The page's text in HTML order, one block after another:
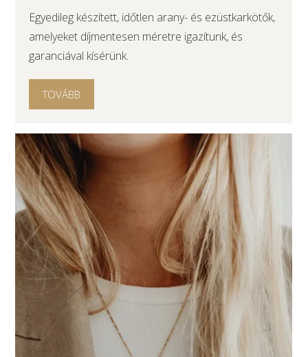
Egyedileg készített, időtlen arany- és ezüstkarkötők,
amelyeket díjmentesen méretre igazítunk, és
garanciával kísérünk.
TOVÁBB